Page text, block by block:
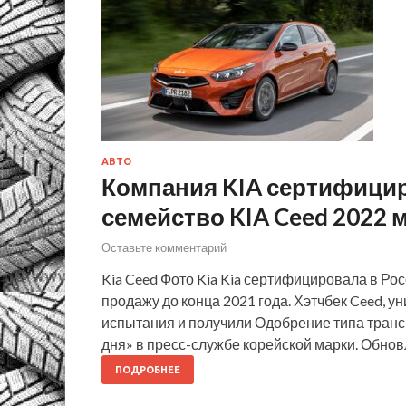
АВТО
Компания KIA
семейство KIA Ceed 2022
Оставьте комментарий
Kia Ceed Фото Kia Kia сертифицировала в
продажу до конца 2021 года. Хэтчбек Ceed,
испытания и получили Одобрение типа
дня» в пресс-службе корейской марки.
ПОДРОБНЕЕ